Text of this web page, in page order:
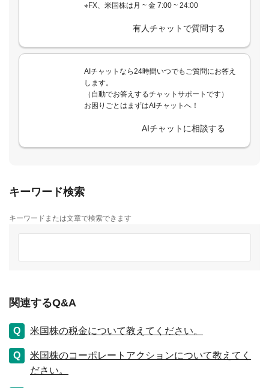
※FX、米国株は月 ~ 金 7:00 ~ 24:00
有人チャットで質問する
AIチャットなら24時間いつでもご質問にお答え
します。
（自動でお答えするチャットサポートです）
お困りごとはまずはAIチャットへ！
AIチャットに相談する
キーワード検索
キーワードまたは文章で検索できます
関連するQ&A
米国株の税金について教えてください。
米国株のコーポレートアクションについて教えてく
ださい。